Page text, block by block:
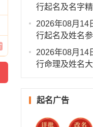
行起名及名字
2026年08月14
行起名及姓名
2026年08月14
行命理及姓名
起名广告